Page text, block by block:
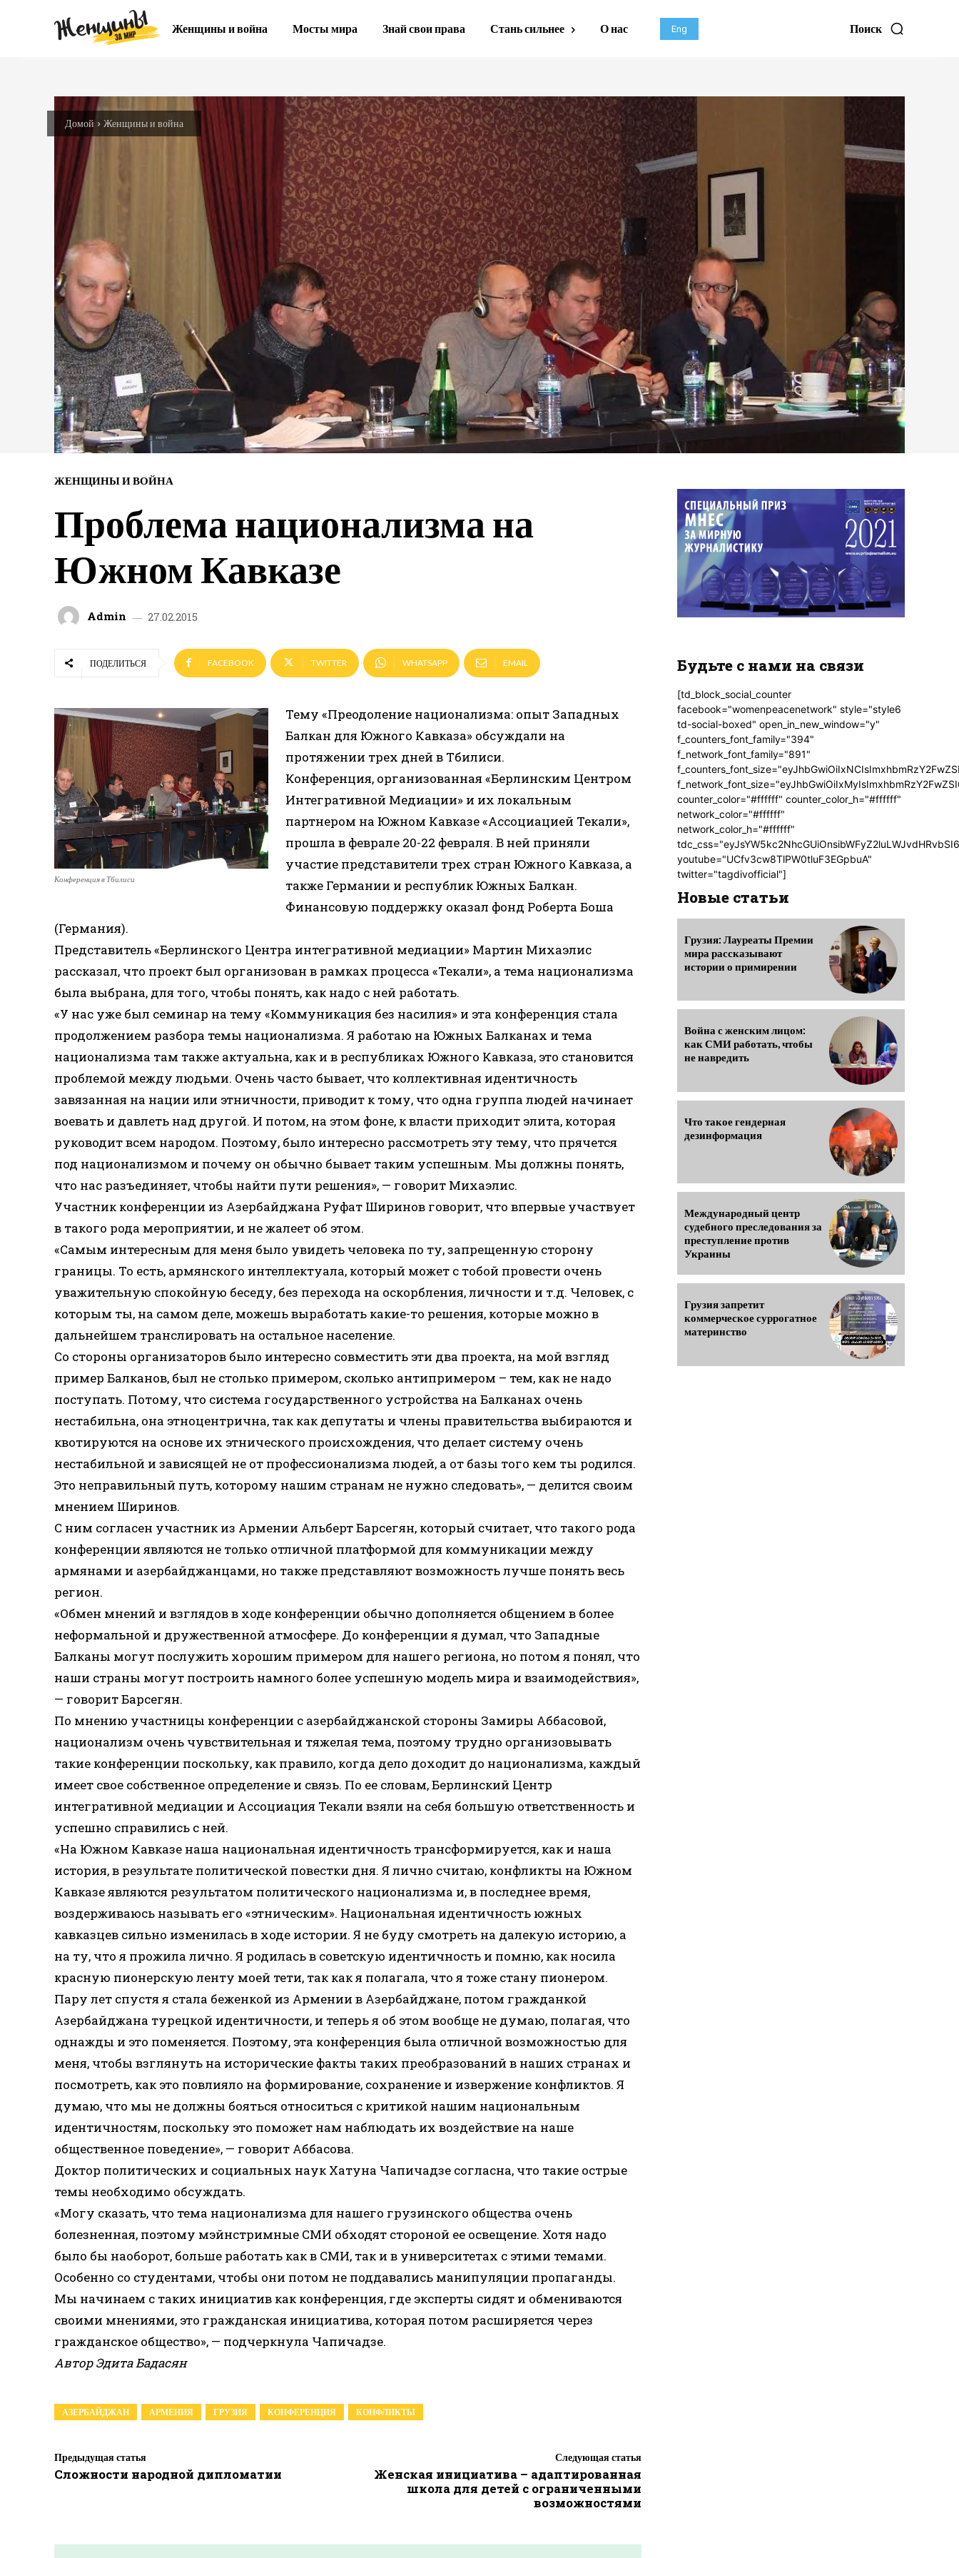
Женщины и война Мосты мира Знай свои права Стань сильнее О нас Eng Поиск
Домой Женщины и война
ЖЕНЩИНЫ И ВОЙНА
Проблема национализма на
Южном Кавказе
Admin 27.02.2015
ПОДЕЛИТЬСЯ FACEBOOK TWITTER WHATSAPP EMAIL
Конференция в Тбилиси
Тему «Преодоление национализма: опыт Западных
Балкан для Южного Кавказа» обсуждали на
протяжении трех дней в Тбилиси.
Конференция, организованная «Берлинским Центром
Интегративной Медиации» и их локальным
партнером на Южном Кавказе «Ассоциацией Текали»,
прошла в феврале 20-22 февраля. В ней приняли
участие представители трех стран Южного Кавказа, а
также Германии и республик Южных Балкан.
Финансовую поддержку оказал фонд Роберта Боша
(Германия).
Представитель «Берлинского Центра интегративной медиации» Мартин Михаэлис
рассказал, что проект был организован в рамках процесса «Текали», а тема национализма
была выбрана, для того, чтобы понять, как надо с ней работать.
«У нас уже был семинар на тему «Коммуникация без насилия» и эта конференция стала
продолжением разбора темы национализма. Я работаю на Южных Балканах и тема
национализма там также актуальна, как и в республиках Южного Кавказа, это становится
проблемой между людьми. Очень часто бывает, что коллективная идентичность
завязанная на нации или этничности, приводит к тому, что одна группа людей начинает
воевать и давлеть над другой. И потом, на этом фоне, к власти приходит элита, которая
руководит всем народом. Поэтому, было интересно рассмотреть эту тему, что прячется
под национализмом и почему он обычно бывает таким успешным. Мы должны понять,
что нас разъединяет, чтобы найти пути решения», — говорит Михаэлис.
Участник конференции из Азербайджана Руфат Ширинов говорит, что впервые участвует
в такого рода мероприятии, и не жалеет об этом.
«Самым интересным для меня было увидеть человека по ту, запрещенную сторону
границы. То есть, армянского интеллектуала, который может с тобой провести очень
уважительную спокойную беседу, без перехода на оскорбления, личности и т.д. Человек, с
которым ты, на самом деле, можешь выработать какие-то решения, которые можно в
дальнейшем транслировать на остальное население.
Со стороны организаторов было интересно совместить эти два проекта, на мой взгляд
пример Балканов, был не столько примером, сколько антипримером – тем, как не надо
поступать. Потому, что система государственного устройства на Балканах очень
нестабильна, она этноцентрична, так как депутаты и члены правительства выбираются и
квотируются на основе их этнического происхождения, что делает систему очень
нестабильной и зависящей не от профессионализма людей, а от базы того кем ты родился.
Это неправильный путь, которому нашим странам не нужно следовать», — делится своим
мнением Ширинов.
С ним согласен участник из Армении Альберт Барсегян, который считает, что такого рода
конференции являются не только отличной платформой для коммуникации между
армянами и азербайджанцами, но также представляют возможность лучше понять весь
регион.
«Обмен мнений и взглядов в ходе конференции обычно дополняется общением в более
неформальной и дружественной атмосфере. До конференции я думал, что Западные
Балканы могут послужить хорошим примером для нашего региона, но потом я понял, что
наши страны могут построить намного более успешную модель мира и взаимодействия»,
— говорит Барсегян.
По мнению участницы конференции с азербайджанской стороны Замиры Аббасовой,
национализм очень чувствительная и тяжелая тема, поэтому трудно организовывать
такие конференции поскольку, как правило, когда дело доходит до национализма, каждый
имеет свое собственное определение и связь. По ее словам, Берлинский Центр
интегративной медиации и Ассоциация Текали взяли на себя большую ответственность и
успешно справились с ней.
«На Южном Кавказе наша национальная идентичность трансформируется, как и наша
история, в результате политической повестки дня. Я лично считаю, конфликты на Южном
Кавказе являются результатом политического национализма и, в последнее время,
воздерживаюсь называть его «этническим». Национальная идентичность южных
кавказцев сильно изменилась в ходе истории. Я не буду смотреть на далекую историю, а
на ту, что я прожила лично. Я родилась в советскую идентичность и помню, как носила
красную пионерскую ленту моей тети, так как я полагала, что я тоже стану пионером.
Пару лет спустя я стала беженкой из Армении в Азербайджане, потом гражданкой
Азербайджана турецкой идентичности, и теперь я об этом вообще не думаю, полагая, что
однажды и это поменяется. Поэтому, эта конференция была отличной возможностью для
меня, чтобы взглянуть на исторические факты таких преобразований в наших странах и
посмотреть, как это повлияло на формирование, сохранение и извержение конфликтов. Я
думаю, что мы не должны бояться относиться с критикой нашим национальным
идентичностям, поскольку это поможет нам наблюдать их воздействие на наше
общественное поведение», — говорит Аббасова.
Доктор политических и социальных наук Хатуна Чапичадзе согласна, что такие острые
темы необходимо обсуждать.
«Могу сказать, что тема национализма для нашего грузинского общества очень
болезненная, поэтому мэйнстримные СМИ обходят стороной ее освещение. Хотя надо
было бы наоборот, больше работать как в СМИ, так и в университетах с этими темами.
Особенно со студентами, чтобы они потом не поддавались манипуляции пропаганды.
Мы начинаем с таких инициатив как конференция, где эксперты сидят и обмениваются
своими мнениями, это гражданская инициатива, которая потом расширяется через
гражданское общество», — подчеркнула Чапичадзе.
Автор Эдита Бадасян
АЗЕРБАЙДЖАН АРМЕНИЯ ГРУЗИЯ КОНФЕРЕНЦИЯ КОНФЛИКТЫ
Предыдущая статья
Сложности народной дипломатии
Следующая статья
Женская инициатива – адаптированная
школа для детей с ограниченными
возможностями
Будьте с нами на связи
[td_block_social_counter
facebook="womenpeacenetwork" style="style6
td-social-boxed" open_in_new_window="y"
f_counters_font_family="394"
f_network_font_family="891"
counter_color="#ffffff" counter_color_h="#ffffff"
network_color="#ffffff"
network_color_h="#ffffff"
youtube="UCfv3cw8TlPW0tluF3EGpbuA"
twitter="tagdivofficial"]
Новые статьи
Грузия: Лауреаты Премии
мира рассказывают
истории о примирении
Война с женским лицом:
как СМИ работать, чтобы
не навредить
Что такое гендерная
дезинформация
Международный центр
судебного преследования за
преступление против
Украины
Грузия запретит
коммерческое суррогатное
материнство